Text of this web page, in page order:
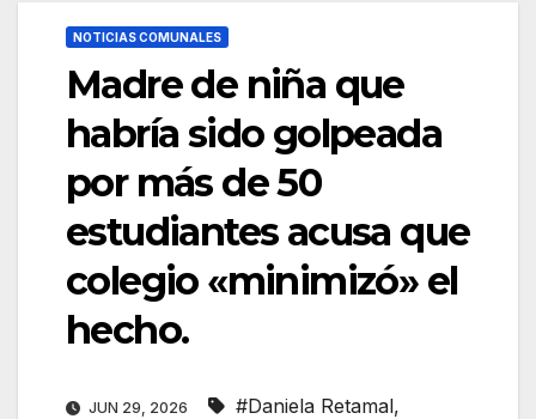
NOTICIAS COMUNALES
Madre de niña que
habría sido golpeada
por más de 50
estudiantes acusa que
colegio «minimizó» el
hecho.
JUN 29, 2026 #Daniela Retamal,